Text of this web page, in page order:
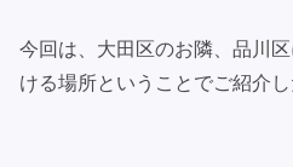
今回は、大田区のお隣、品川
ける場所ということでご紹介し